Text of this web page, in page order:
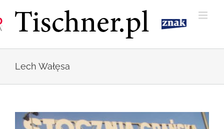
zawartości
Lech Wałęsa